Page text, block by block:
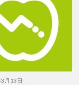
ゃ大切です。
月13日